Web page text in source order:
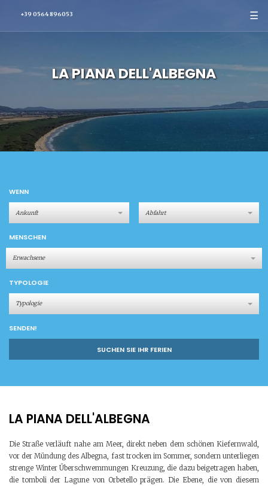
+39 0564 896053 ☰
LA PIANA DELL'ALBEGNA
WENN
MENSCHEN
Erwachsene
TYPOLOGIE
Typologie
SENDEN!
SUCHEN SIE IHR FERIEN
LA PIANA DELL'ALBEGNA
Die Straße verläuft nahe am Meer, direkt neben dem schönen Kiefernwald,
vor der Mündung des Albegna, fast trocken im Sommer, sondern unterliegen
strenge Winter Überschwemmungen Kreuzung, die dazu beigetragen haben,
die tomboli der Lagune von Orbetello prägen. Die Ebene, die von diesem